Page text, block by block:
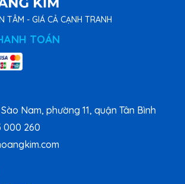
TÂM - GIÁ CẢ CẠNH TRANH
TOÁN
Nam, phường 11, quận Tân Bình
000 260